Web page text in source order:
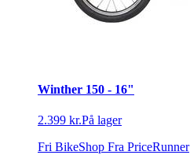
Winther 150 - 16"
2.399 kr.På lager
Fri BikeShop Fra PriceRunner